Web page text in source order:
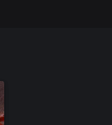
of Battle est requis